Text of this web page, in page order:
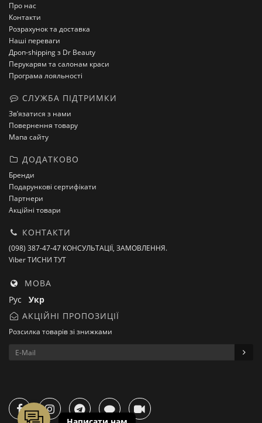
Про нас
Контакти
Розрахунок та доставка
Наші переваги
Дроп-shipping з Dr Beauty
Перукарям та салонам краси
Програма лояльності
СЛУЖБА ПІДТРИМКИ
Зв’язатися з нами
Повернення товару
Мапа сайту
ДОДАТКОВО
Бренди
Подарункові сертифікати
Партнери
Акційні товари
КОНТАКТИ
(098) 387-47-47 КОНСУЛЬТАЦІЇ, ЗАМОВЛЕННЯ.
Viber ТИСНИ ТУТ
МОВА
Рус Укр
АКЦІЙНІ ПРОПОЗИЦІЇ
Розсилка товарів зі знижками